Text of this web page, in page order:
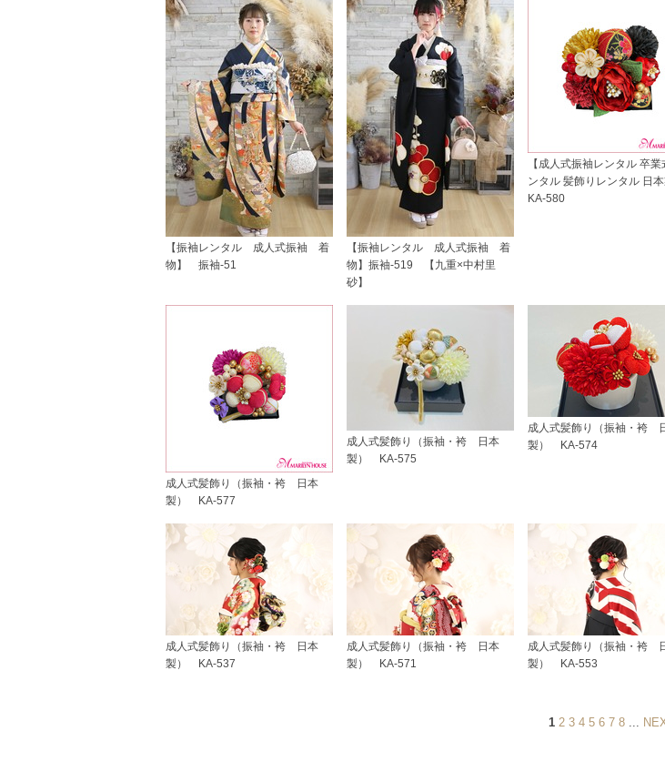
【振袖レンタル 成人式振袖 着
物】 振袖-51
【振袖レンタル 成人式振袖 着
物】振袖-519 【九重×中村里
砂】
【成人式振袖レンタル 卒業
ンタル 髪飾りレンタル 日本
KA-580
成人式髪飾り（振袖・袴 日本
製） KA-577
成人式髪飾り（振袖・袴 日本
製） KA-575
成人式髪飾り（振袖・袴
製） KA-574
成人式髪飾り（振袖・袴 日本
製） KA-537
成人式髪飾り（振袖・袴 日本
製） KA-571
成人式髪飾り（振袖・袴
製） KA-553
1 2 3 4 5 6 7 8...